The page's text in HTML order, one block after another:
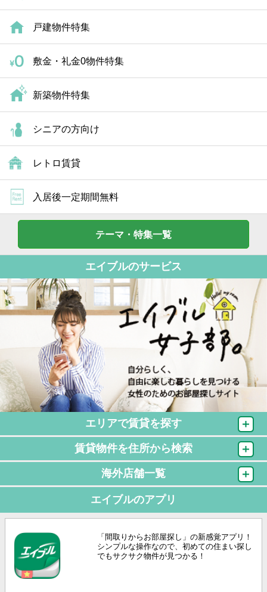
戸建物件特集
敷金・礼金0物件特集
新築物件特集
シニアの方向け
レトロ賃貸
入居後一定期間無料
テーマ・特集一覧
エイブルのサービス
エリアで賃貸を探す
賃貸物件を住所から検索
海外店舗一覧
エイブルのアプリ
「間取りからお部屋探し」の新感覚アプリ！
シンプルな操作なので、初めての住まい探し
でもサクサク物件が見つかる！